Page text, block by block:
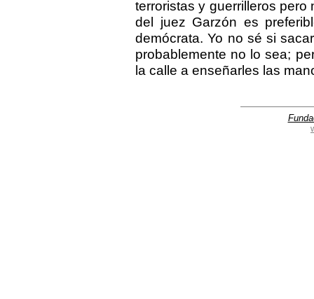
terroristas y guerrilleros
del juez Garzón es
demócrata. Yo no sé si
probablemente no lo sea;
la calle a enseñarles las